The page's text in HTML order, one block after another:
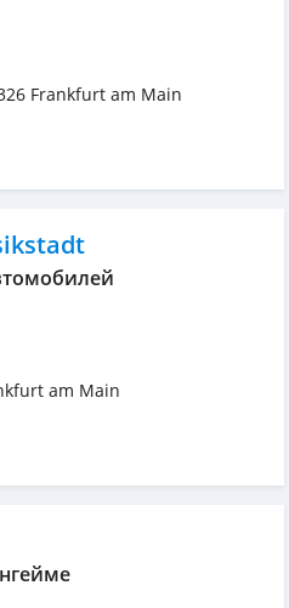
Frankfurt am Main
am Main